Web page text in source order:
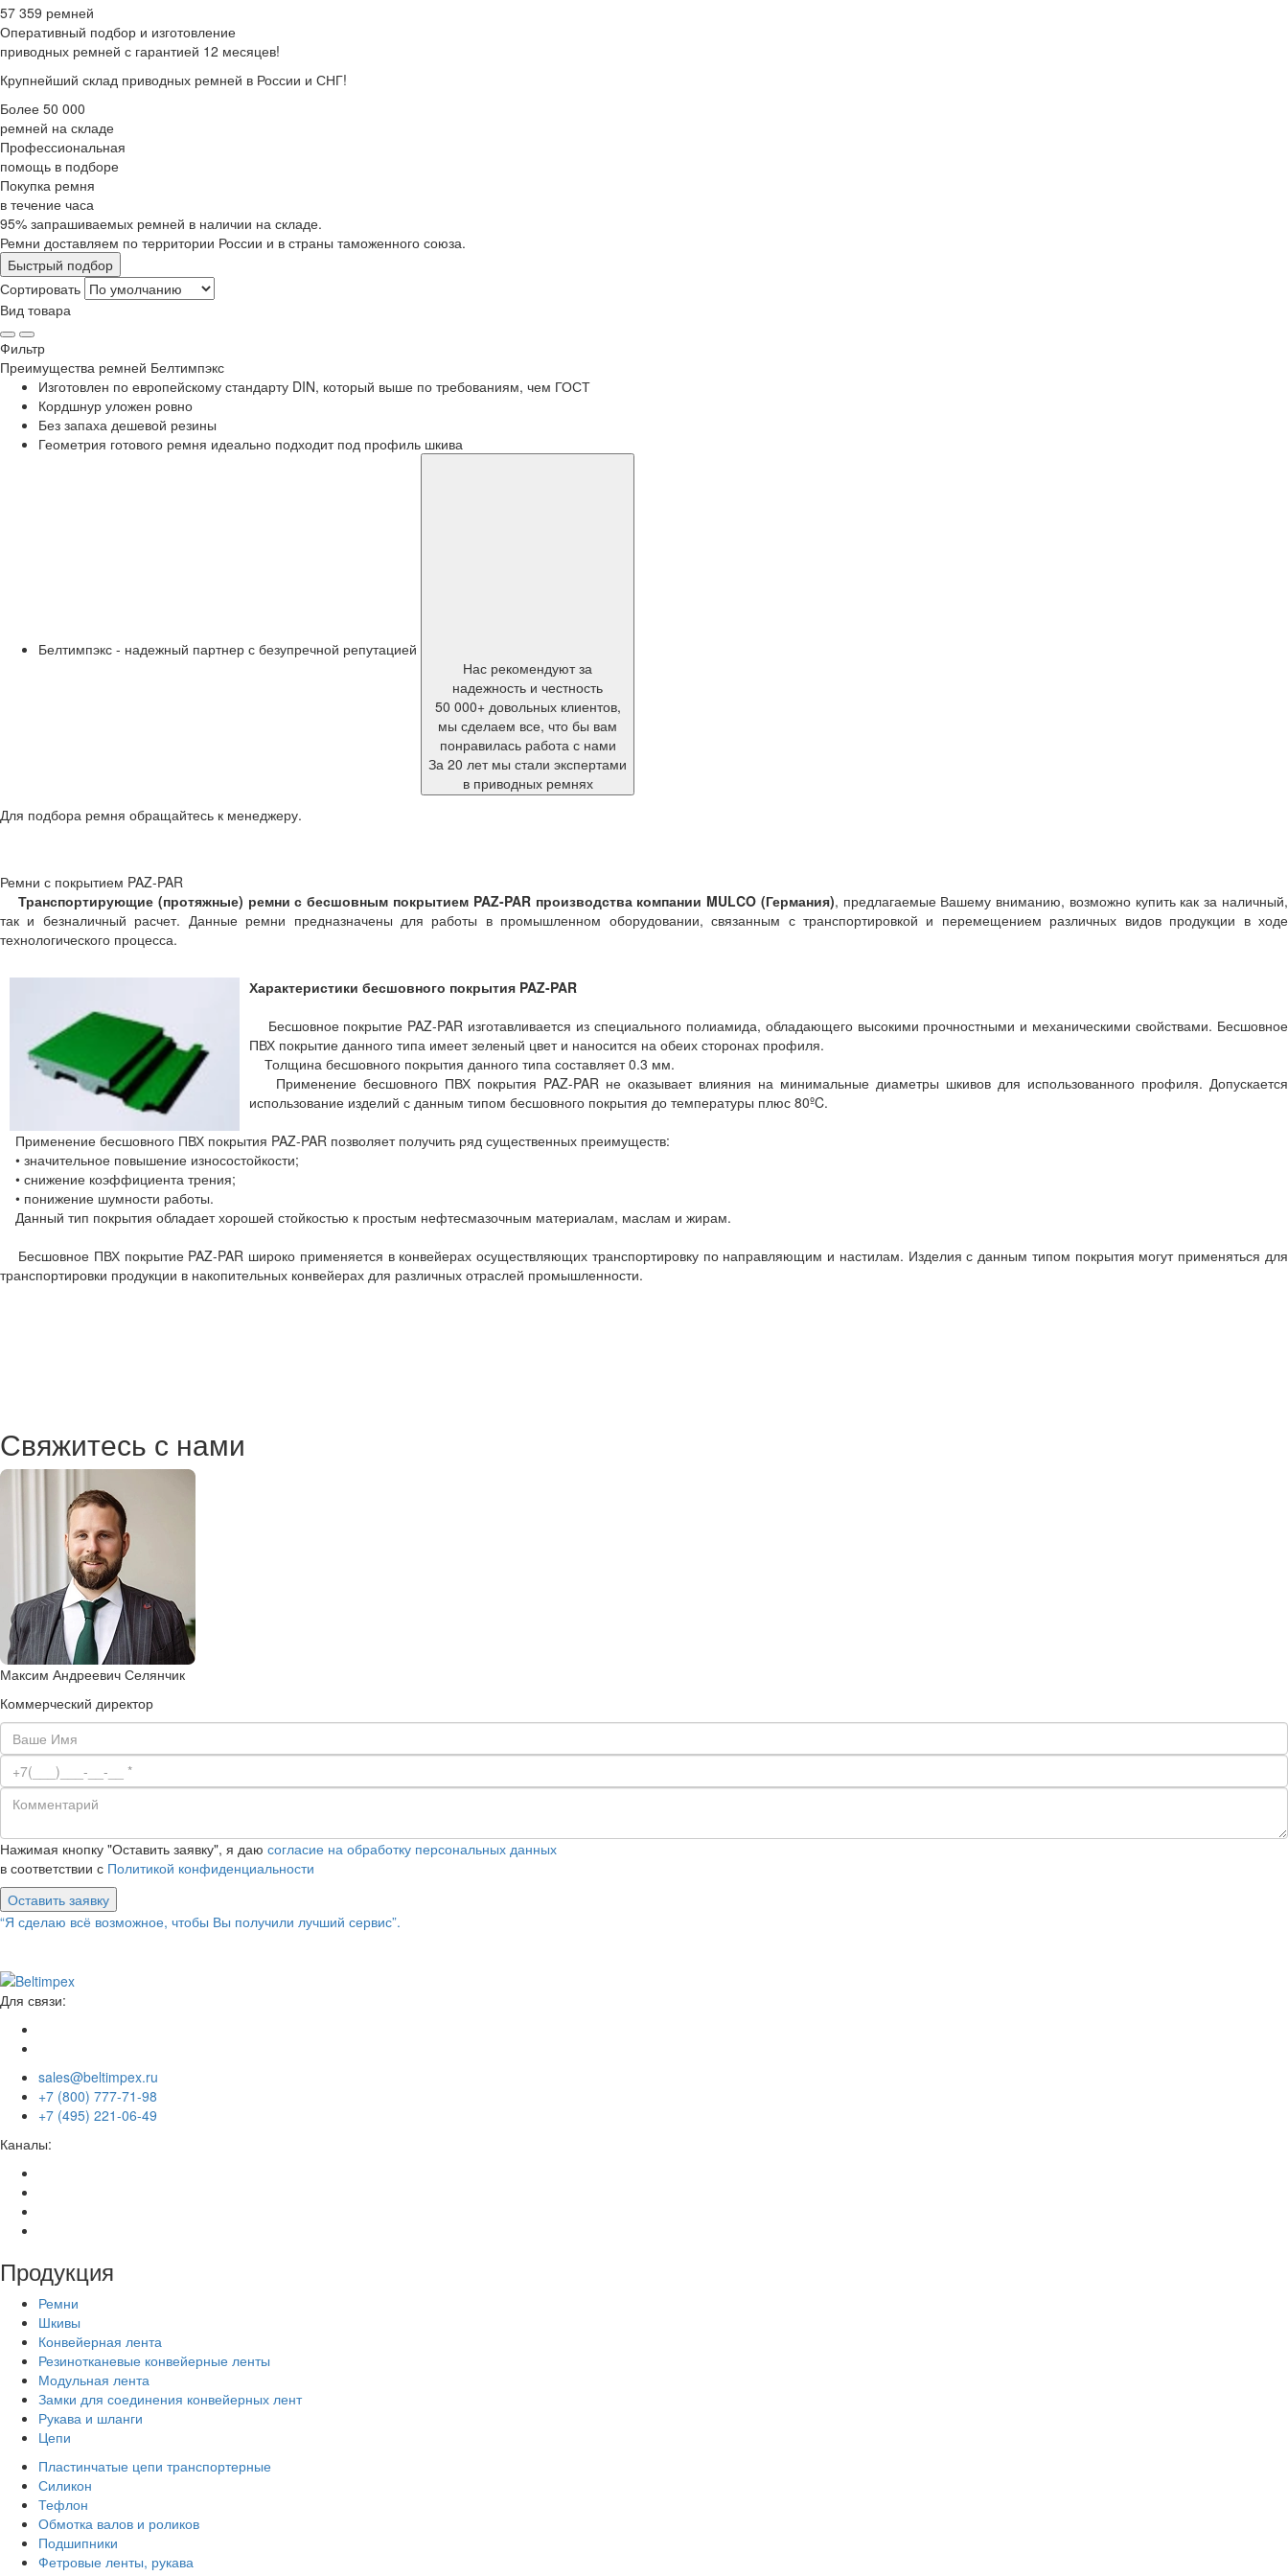
57 359 ремней
Оперативный подбор и изготовление
приводных ремней с гарантией 12 месяцев!
Крупнейший склад приводных ремней в России и СНГ!
Более 50 000
ремней на складе
Профессиональная
помощь в подборе
Покупка ремня
в течение часа
95% запрашиваемых ремней в наличии на складе.
Ремни доставляем по территории России и в страны таможенного союза.
Быстрый подбор
Сортировать
Вид товара
Фильтр
Преимущества ремней Белтимпэкс
Изготовлен по европейскому стандарту DIN, который выше по требованиям, чем ГОСТ
Кордшнур уложен ровно
Без запаха дешевой резины
Геометрия готового ремня идеально подходит под профиль шкива
Белтимпэкс - надежный партнер с безупречной репутацией
Нас рекомендуют за
надежность и честность
50 000+ довольных клиентов,
мы сделаем все, что бы вам
понравилась работа с нами
За 20 лет мы стали экспертами
в приводных ремнях
Для подбора ремня обращайтесь к менеджеру.
Ремни с покрытием PAZ-PAR
Транспортирующие (протяжные) ремни с бесшовным покрытием PAZ-PAR производства компании MULCO (Германия), предлагаемые Вашему вниманию, возможно купить как за наличный,
так и безналичный расчет. Данные ремни предназначены для работы в промышленном оборудовании, связанным с транспортировкой и перемещением различных видов продукции в ходе
технологического процесса.
Характеристики бесшовного покрытия PAZ-PAR
Бесшовное покрытие PAZ-PAR изготавливается из специального полиамида, обладающего высокими прочностными и механическими свойствами. Бесшовное
ПВХ покрытие данного типа имеет зеленый цвет и наносится на обеих сторонах профиля.
Толщина бесшовного покрытия данного типа составляет 0.3 мм.
Применение бесшовного ПВХ покрытия PAZ-PAR не оказывает влияния на минимальные диаметры шкивов для использованного профиля. Допускается
использование изделий с данным типом бесшовного покрытия до температуры плюс 80ºC.
Применение бесшовного ПВХ покрытия PAZ-PAR позволяет получить ряд существенных преимуществ:
• значительное повышение износостойкости;
• снижение коэффициента трения;
• понижение шумности работы.
Данный тип покрытия обладает хорошей стойкостью к простым нефтесмазочным материалам, маслам и жирам.
Бесшовное ПВХ покрытие PAZ-PAR широко применяется в конвейерах осуществляющих транспортировку по направляющим и настилам. Изделия с данным типом покрытия могут применяться для
транспортировки продукции в накопительных конвейерах для различных отраслей промышленности.
Свяжитесь с нами
Максим Андреевич Селянчик
Коммерческий директор
Нажимая кнопку "Оставить заявку", я даю согласие на обработку персональных данных
в соответствии с Политикой конфиденциальности
Оставить заявку
“Я сделаю всё возможное, чтобы Вы получили лучший сервис”.
Для связи:
sales@beltimpex.ru
+7 (800) 777-71-98
+7 (495) 221-06-49
Каналы:
Продукция
Ремни
Шкивы
Конвейерная лента
Резинотканевые конвейерные ленты
Модульная лента
Замки для соединения конвейерных лент
Рукава и шланги
Цепи
Пластинчатые цепи транспортерные
Силикон
Тефлон
Обмотка валов и роликов
Подшипники
Фетровые ленты, рукава